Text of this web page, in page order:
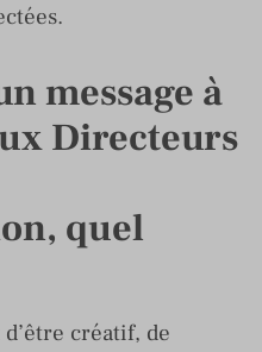
message à
Directeurs
quel
créatif, de